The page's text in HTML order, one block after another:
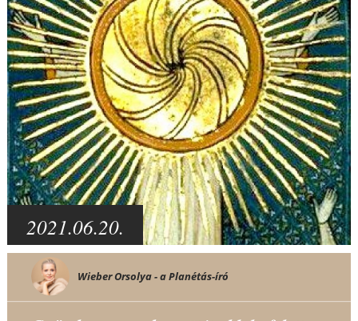
2021.06.20.
Wieber Orsolya - a Planétás-író